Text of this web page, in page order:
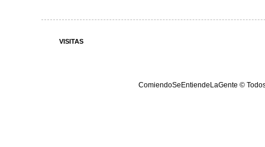
VISITAS
ComiendoSeEntiendeLaGente ©